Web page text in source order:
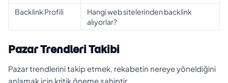
Backlink Profili
Hangi web sitelerinden backlink
alıyorlar?
Pazar Trendleri Takibi
Pazar trendlerini takip etmek, rekabetin nereye yöneldiğini
anlamak için kritik öneme sahiptir.